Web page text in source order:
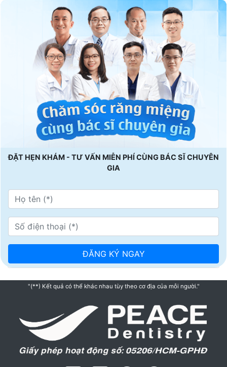
ĐẶT HẸN KHÁM - TƯ VẤN MIỄN PHÍ CÙNG BÁC SĨ CHUYÊN
GIA
"(**) Kết quả có thể khác nhau tùy theo cơ địa của mỗi người."